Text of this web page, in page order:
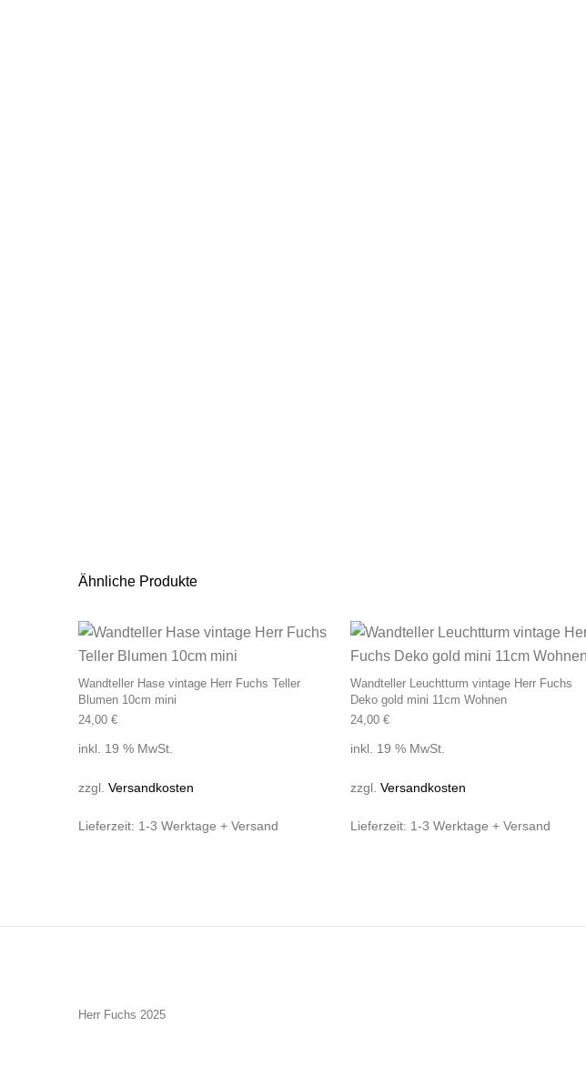
Ähnliche Produkte
Wandteller Hase vintage Herr Fuchs Teller
Blumen 10cm mini
24,00 €
inkl. 19 % MwSt.
zzgl. Versandkosten
Lieferzeit: 1-3 Werktage + Versand
Wandteller Leuchtturm vintage Herr Fuchs
Deko gold mini 11cm Wohnen
24,00 €
inkl. 19 % MwSt.
zzgl. Versandkosten
Lieferzeit: 1-3 Werktage + Versand
Herr Fuchs 2025